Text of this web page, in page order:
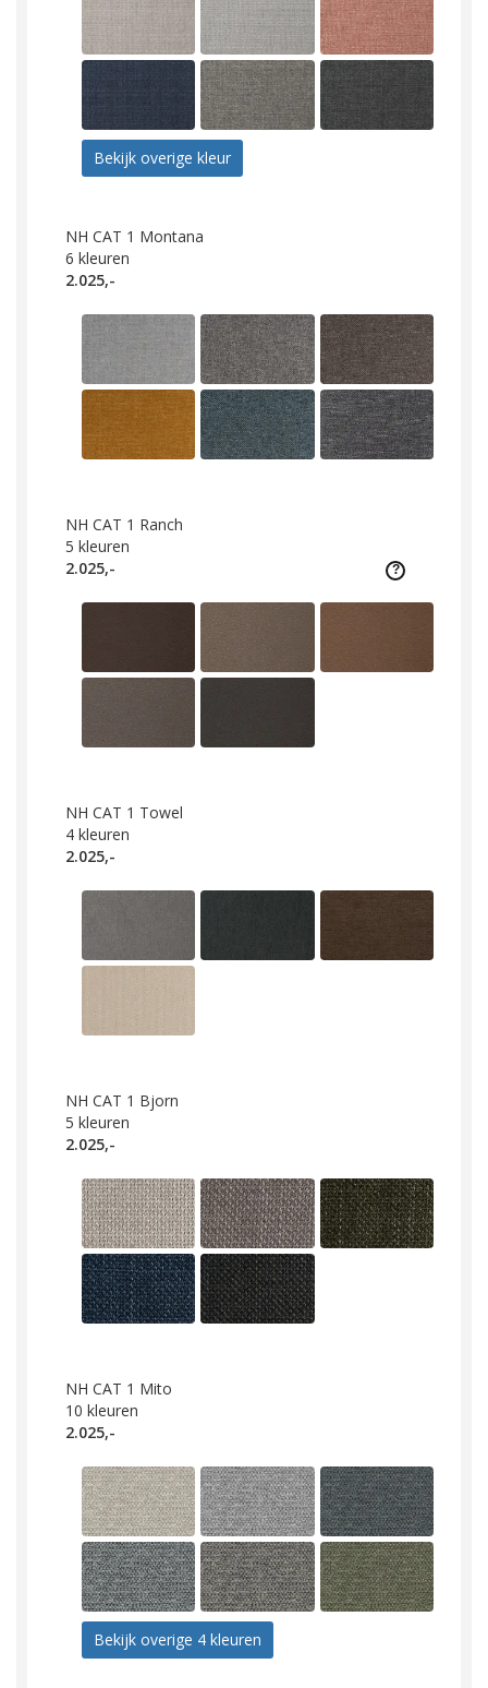
Bekijk overige kleur
NH CAT 1 Montana
6 kleuren
2.025,-
NH CAT 1 Ranch
5 kleuren
2.025,-
NH CAT 1 Towel
4 kleuren
2.025,-
NH CAT 1 Bjorn
5 kleuren
2.025,-
NH CAT 1 Mito
10 kleuren
2.025,-
Bekijk overige 4 kleuren